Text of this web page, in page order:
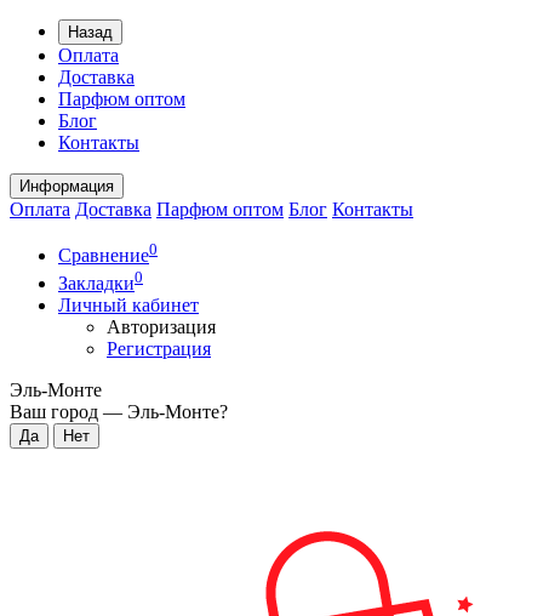
Назад
Оплата
Доставка
Парфюм оптом
Блог
Контакты
Информация
Оплата Доставка Парфюм оптом Блог Контакты
Сравнение0
Закладки0
Личный кабинет
Авторизация
Регистрация
Эль-Монте
Ваш город — Эль-Монте?